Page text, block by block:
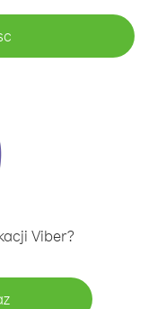
Viber?